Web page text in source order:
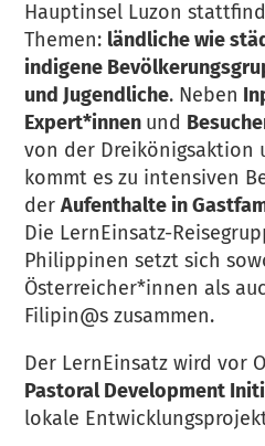
Hauptinsel Luzon
Themen: ländliche wie
indigene
und Jugendliche. Neben
Expert*innen und
von der Dreikönigsaktion
kommt es zu intensiven
derAufenthalte in
Die LernEinsatz-
Philippinen setzt sich
Österreicher*innen als
Filipin@s zusammen.
Der LernEinsatz wird vor
Pastoral Development
lokale